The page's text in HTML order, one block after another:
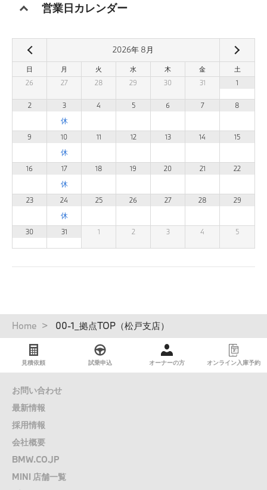
営業日カレンダー
2026年 8月
日 月 火 水 木 金
土
26
27 28 29 30 31 1
2 3 4 5 6 7 8
9 10 11 12 13 14 15
16 17 18 19 20 21 22
23 24 25 26 27 28 29
30 31 1 2 3 4 5
パ
ン
Home 00-1_拠点TOP（松戸支店）
見積依頼 試乗申込 オーナーの方 オンライン入庫予約
お問い合わせ
最新情報
採用情報
会社概要
BMW.CO.JP
MINI 店舗一覧